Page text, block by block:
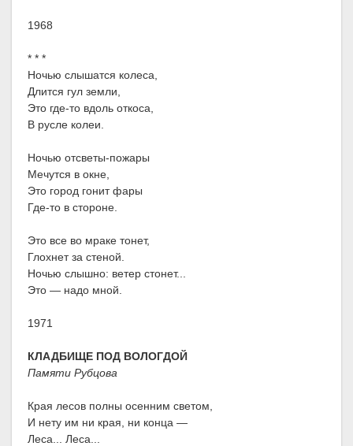
1968
* * *
Ночью слышатся колеса,
Длится гул земли,
Это где-то вдоль откоса,
В русле колеи.
Ночью отсветы-пожары
Мечутся в окне,
Это город гонит фары
Где-то в стороне.
Это все во мраке тонет,
Глохнет за стеной.
Ночью слышно: ветер стонет...
Это — надо мной.
1971
КЛАДБИЩЕ ПОД ВОЛОГДОЙ
Памяти Рубцова
Края лесов полны осенним светом,
И нету им ни края, ни конца —
Леса... Леса...